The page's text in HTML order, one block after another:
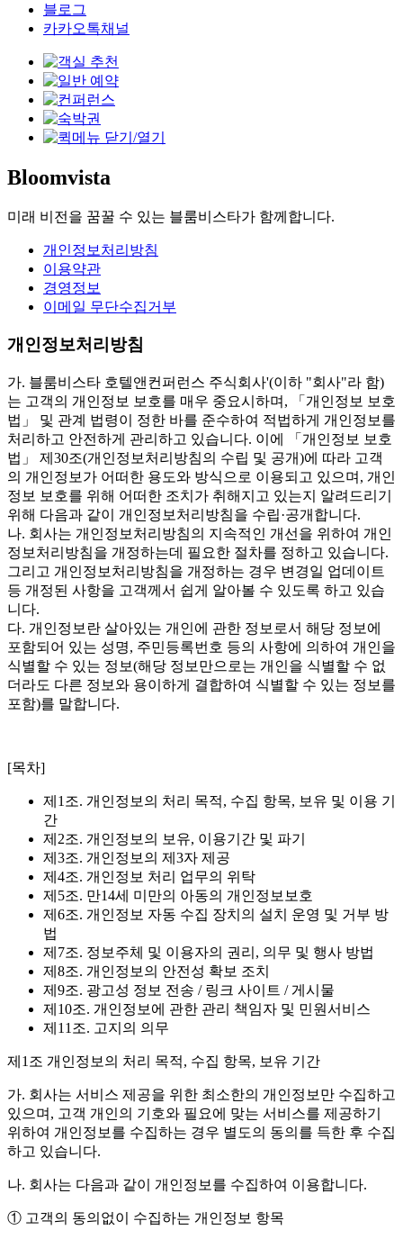
블로그
카카오톡채널
Bloomvista
미래 비전을 꿈꿀 수 있는 블룸비스타가 함께합니다.
개인정보처리방침
이용약관
경영정보
이메일 무단수집거부
개인정보처리방침
가. 블룸비스타 호텔앤컨퍼런스 주식회사'(이하 "회사"라 함)
는 고객의 개인정보 보호를 매우 중요시하며, 「개인정보 보호
법」 및 관계 법령이 정한 바를 준수하여 적법하게 개인정보를
처리하고 안전하게 관리하고 있습니다. 이에 「개인정보 보호
법」 제30조(개인정보처리방침의 수립 및 공개)에 따라 고객
의 개인정보가 어떠한 용도와 방식으로 이용되고 있으며, 개인
정보 보호를 위해 어떠한 조치가 취해지고 있는지 알려드리기
위해 다음과 같이 개인정보처리방침을 수립·공개합니다.
나. 회사는 개인정보처리방침의 지속적인 개선을 위하여 개인
정보처리방침을 개정하는데 필요한 절차를 정하고 있습니다.
그리고 개인정보처리방침을 개정하는 경우 변경일 업데이트
등 개정된 사항을 고객께서 쉽게 알아볼 수 있도록 하고 있습
니다.
다. 개인정보란 살아있는 개인에 관한 정보로서 해당 정보에
포함되어 있는 성명, 주민등록번호 등의 사항에 의하여 개인을
식별할 수 있는 정보(해당 정보만으로는 개인을 식별할 수 없
더라도 다른 정보와 용이하게 결합하여 식별할 수 있는 정보를
포함)를 말합니다.
[목차]
제1조. 개인정보의 처리 목적, 수집 항목, 보유 및 이용 기
간
제2조. 개인정보의 보유, 이용기간 및 파기
제3조. 개인정보의 제3자 제공
제4조. 개인정보 처리 업무의 위탁
제5조. 만14세 미만의 아동의 개인정보보호
제6조. 개인정보 자동 수집 장치의 설치 운영 및 거부 방
법
제7조. 정보주체 및 이용자의 권리, 의무 및 행사 방법
제8조. 개인정보의 안전성 확보 조치
제9조. 광고성 정보 전송 / 링크 사이트 / 게시물
제10조. 개인정보에 관한 관리 책임자 및 민원서비스
제11조. 고지의 의무
제1조 개인정보의 처리 목적, 수집 항목, 보유 기간
가. 회사는 서비스 제공을 위한 최소한의 개인정보만 수집하고
있으며, 고객 개인의 기호와 필요에 맞는 서비스를 제공하기
위하여 개인정보를 수집하는 경우 별도의 동의를 득한 후 수집
하고 있습니다.
나. 회사는 다음과 같이 개인정보를 수집하여 이용합니다.
① 고객의 동의없이 수집하는 개인정보 항목